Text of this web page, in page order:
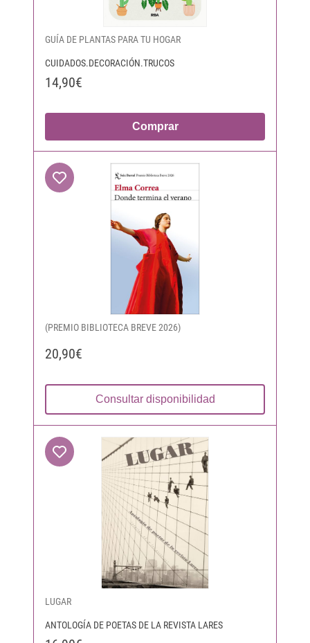
GUÍA DE PLANTAS PARA TU HOGAR
CUIDADOS.DECORACIÓN.TRUCOS
14,90€
Comprar
(PREMIO BIBLIOTECA BREVE 2026)
20,90€
Consultar disponibilidad
LUGAR
ANTOLOGÍA DE POETAS DE LA REVISTA LARES